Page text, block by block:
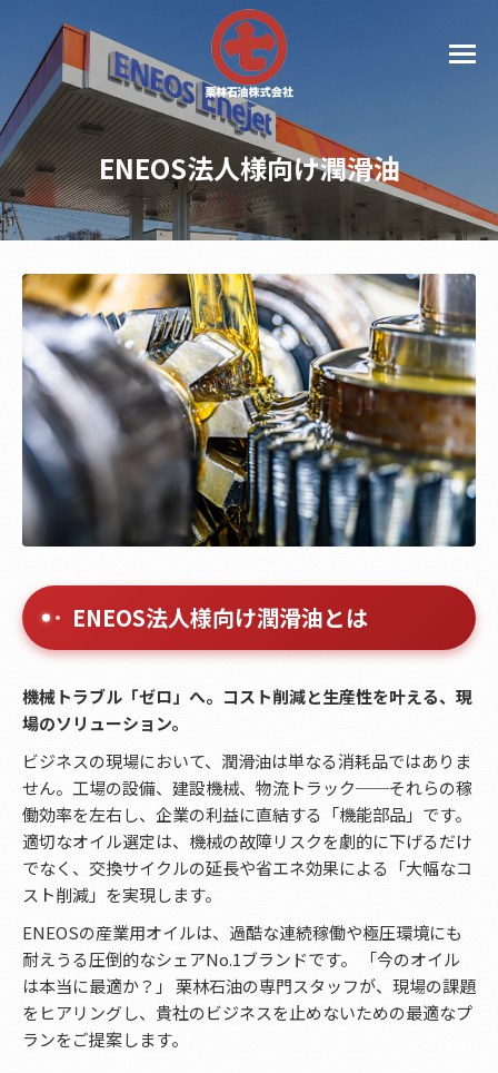
ENEOS法人様向け潤滑油
ENEOS法人様向け潤滑油とは
機械トラブル「ゼロ」へ。コスト削減と生産性を叶える、現
場のソリューション。
ビジネスの現場において、潤滑油は単なる消耗品ではありま
せん。工場の設備、建設機械、物流トラック──それらの稼
働効率を左右し、企業の利益に直結する「機能部品」です。
適切なオイル選定は、機械の故障リスクを劇的に下げるだけ
でなく、交換サイクルの延長や省エネ効果による「大幅なコ
スト削減」を実現します。
ENEOSの産業用オイルは、過酷な連続稼働や極圧環境にも
耐えうる圧倒的なシェアNo.1ブランドです。 「今のオイル
は本当に最適か？」 栗林石油の専門スタッフが、現場の課題
をヒアリングし、貴社のビジネスを止めないための最適なプ
ランをご提案します。